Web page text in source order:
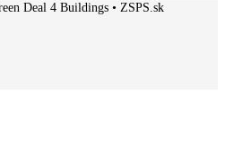
Deal 4 Buildings • ZSPS.sk